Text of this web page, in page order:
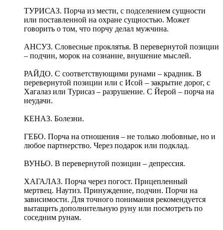
ТУРИСАЗ. Порча из мести, с подселением сущности
или поставленной на охране сущностью. Может
говорить о том, что порчу делал мужчина.
АНСУЗ. Словесные проклятья. В перевернутой позиции
– подчин, морок на сознание, внушение мыслей.
РАЙДО. С соответствующими рунами – крадник. В
перевернутой позиции или с Исой – закрытие дорог, с
Хагалаз или Турисаз – разрушение. С Йерой – порча на
неудачи.
КЕНАЗ. Болезни.
ГЕБО. Порча на отношения – не только любовные, но и
любое партнерство. Через подарок или подклад.
ВУНЬО. В перевернутой позиции – депрессия.
ХАГАЛАЗ. Порча через погост. Прицепленный
мертвец. Наутиз. Принуждение, подчин. Порчи на
зависимости. Для точного понимания рекомендуется
вытащить дополнительную руну или посмотреть по
соседним рунам.